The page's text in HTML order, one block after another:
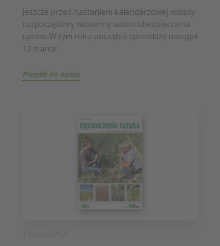
Jeszcze przed nastaniem kalendarzowej wiosny
rozpoczęliśmy wiosenny sezon ubezpieczania
upraw. W tym roku początek sprzedaży nastąpił
12 marca.
Przejdź do wpisu